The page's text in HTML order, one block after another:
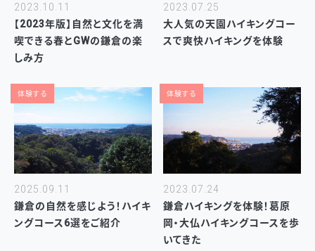
2023.10.11
【2023年版】自然と文化を満
喫できる春とGWの鎌倉の楽
しみ方
2023.07.25
大人気の天園ハイキングコー
スで爽快ハイキングを体験
体験する
2025.09.11
鎌倉の自然を感じよう！ハイキ
ングコース6選をご紹介
体験する
2023.07.24
鎌倉ハイキングを体験！葛原
岡・大仏ハイキングコースを歩
いてきた